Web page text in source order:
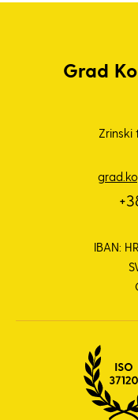
Grad
Zrinski
IBAN: